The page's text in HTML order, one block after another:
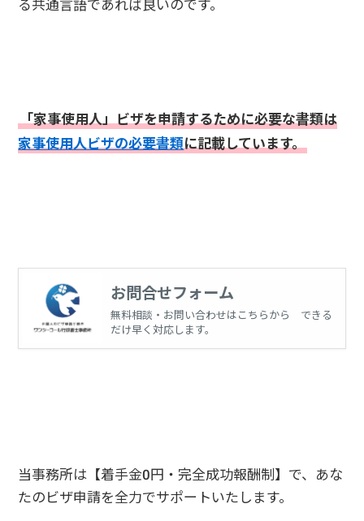
る共通言語であれば良いのです。
「家事使用人」ビザを申請するために必要な書類は
家事使用人ビザの必要書類に記載しています。
お問合せフォーム
無料相談・お問い合わせはこちらから できる
だけ早く対応します。
当事務所は【着手金0円・完全成功報酬制】で、あな
たのビザ申請を全力でサポートいたします。